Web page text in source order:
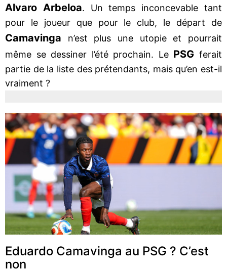
Alvaro Arbeloa. Un temps inconcevable tant
pour le joueur que pour le club, le départ de
Camavinga
n’est plus une utopie et pourrait
même se dessiner l’été prochain. Le PSGferait
partie de la liste des prétendants, mais qu’en est-il
vraiment ?
Eduardo Camavinga au PSG ? C’est
non